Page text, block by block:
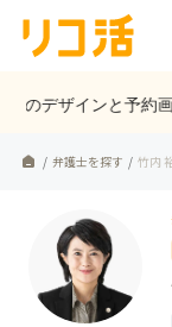
トのデザインと予約
/ 弁護士を探す / 竹内